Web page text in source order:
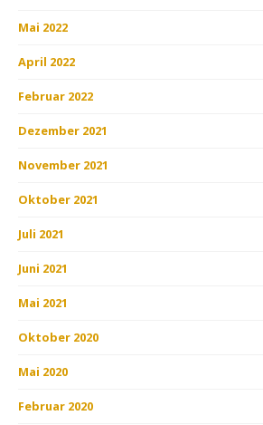
Mai 2022
April 2022
Februar 2022
Dezember 2021
November 2021
Oktober 2021
Juli 2021
Juni 2021
Mai 2021
Oktober 2020
Mai 2020
Februar 2020